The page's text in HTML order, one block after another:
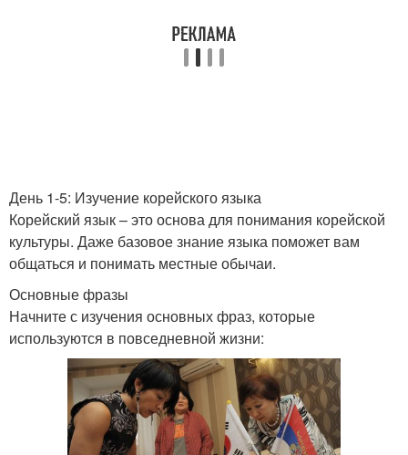
День 1-5: Изучение корейского языка
Корейский язык – это основа для понимания корейской
культуры. Даже базовое знание языка поможет вам
общаться и понимать местные обычаи.
Основные фразы
Начните с изучения основных фраз, которые
используются в повседневной жизни: